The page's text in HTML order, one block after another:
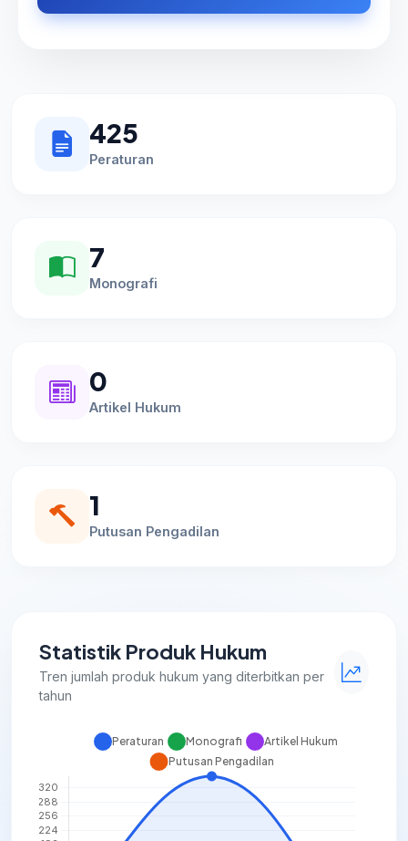
425
Peraturan
7
Monografi
0
Artikel Hukum
1
Putusan Pengadilan
Statistik Produk Hukum
Tren jumlah produk hukum yang diterbitkan per
tahun